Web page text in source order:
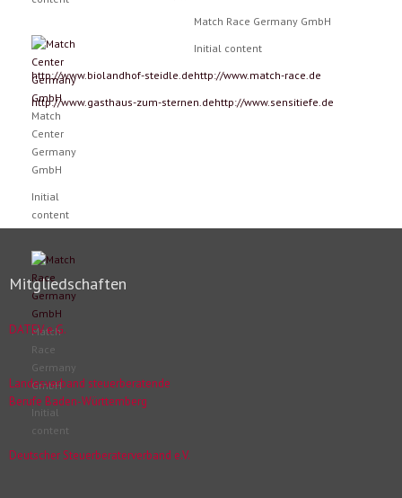
Match
Center
Germany
GmbH
Initial
content
Match
Race
Germany
GmbH
Initial
content
http://www.biolandhof-steidle.de
Match Race Germany GmbH
Initial content
http://www.match-race.de
http://www.gasthaus-zum-sternen.dehttp://www.sensitiefe.de
Mitgliedschaften
DATEV e.G.
Landesverband steuerberatende
Berufe Baden-Württemberg
Deutscher Steuerberaterverband e.V.